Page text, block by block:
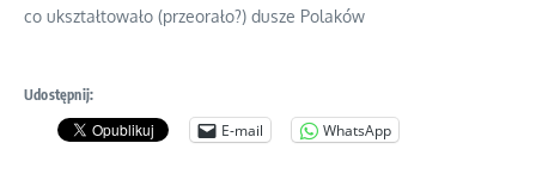
co ukształtowało (przeorało?) dusze Polaków
Udostępnij:
E-mail WhatsApp